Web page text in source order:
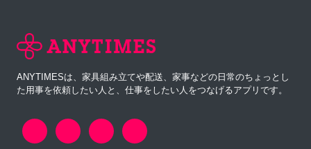
ANYTIMESは、家具組み立てや配送、家事などの日常のちょっとし
た用事を依頼したい人と、仕事をしたい人をつなげるアプリです。